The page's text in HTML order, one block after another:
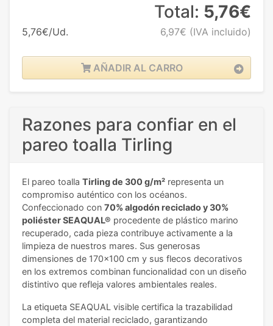
5,76€/Ud.
Total: 5,76€
6,97€ (IVA incluido)
AÑADIR AL CARRO
Razones para confiar en el
pareo toalla Tirling
El pareo toalla Tirling de 300 g/m² representa un
compromiso auténtico con los océanos.
Confeccionado con 70% algodón reciclado y 30%
poliéster SEAQUAL® procedente de plástico marino
recuperado, cada pieza contribuye activamente a la
limpieza de nuestros mares. Sus generosas
dimensiones de 170x100 cm y sus flecos decorativos
en los extremos combinan funcionalidad con un diseño
distintivo que refleja valores ambientales reales.
La etiqueta SEAQUAL visible certifica la trazabilidad
completa del material reciclado, garantizando